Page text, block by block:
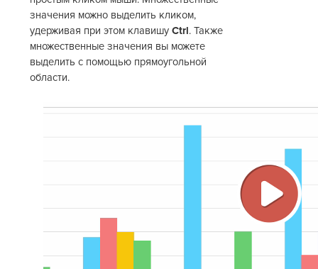
значения можно выделить кликом,
удерживая при этом клавишуCtrl. Также
множественные значения вы можете
выделить с помощью прямоугольной
области.